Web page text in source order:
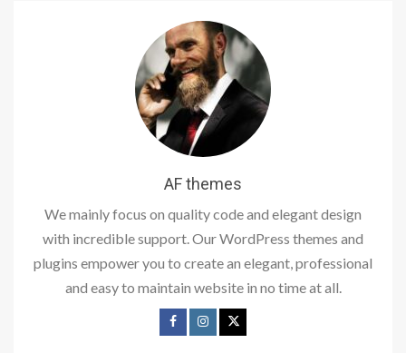
AF themes
We mainly focus on quality code and elegant design
with incredible support. Our WordPress themes and
plugins empower you to create an elegant, professional
and easy to maintain website in no time at all.